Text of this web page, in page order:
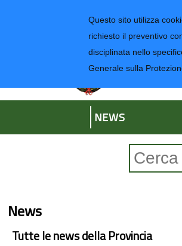
Questo sito utilizza
richiesto il preventivo
disciplinata nello
Generale sulla
Regione Liguria
NEWS
News
Tutte le news della Provincia